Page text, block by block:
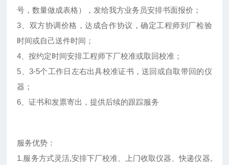
号，数量做成表格），发给我方业务员安排书面报价；
3、双方协调价格，达成合作协议，确定工程师到厂检验
时间或自己送件时间；
4、按约定时间安排工程师下厂校准或取回校准；
5、3-5个工作日左右出具校准证书，送回或自取带回的仪
器；
6、证书和发票寄出，提供后续的跟踪服务
服务优势：
1.服务方式灵活,安排下厂校准、上门收取仪器、快递仪器,